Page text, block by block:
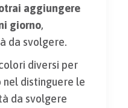
aggiungere
giorno,
da svolgere.
diversi per
distinguere le
da svolgere